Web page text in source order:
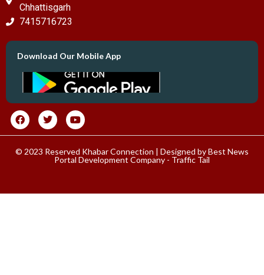
Chhattisgarh
7415716723
Download Our Mobile App
© 2023 Reserved Khabar Connection | Designed byBest News
Portal Development Company - Traffic Tail